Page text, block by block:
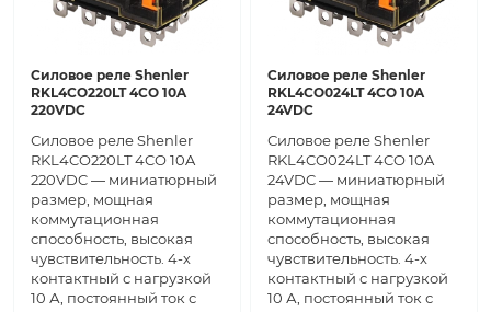
Силовое реле Shenler
RKL4CO220LT 4CO 10A
220VDC
Силовое реле Shenler
RKL4CO220LT 4CO 10A
220VDC — миниатюрный
размер, мощная
коммутационная
способность, высокая
чувствительность. 4-х
контактный с нагрузкой
10 А, постоянный ток с
Силовое реле Shenler
RKL4CO024LT 4CO 10A
24VDC
Силовое реле Shenler
RKL4CO024LT 4CO 10A
24VDC — миниатюрный
размер, мощная
коммутационная
способность, высокая
чувствительность. 4-х
контактный с нагрузкой
10 А, постоянный ток с